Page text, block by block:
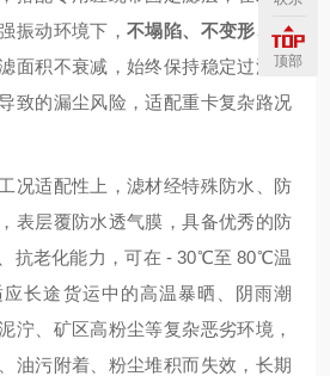
振动环境下， 不塌陷、不变形、不
面积不衰减，始终保持稳定过滤性
致的漏尘风险，适配重卡复杂路况
况适配性上，滤材经特殊防水、防
表层覆防水透气膜，具备优秀的防
抗老化能力，可在 - 30℃至 80℃温
长途货运中的高温暴晒、阴雨潮
泞、矿区高粉尘等复杂恶劣环境，
油污附着、粉尘堆积而失效，长期
顶部